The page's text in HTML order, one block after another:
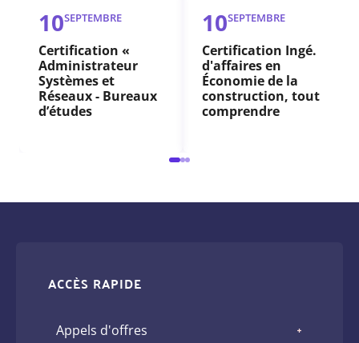
10SEPTEMBRE
Certification «
Administrateur
Systèmes et
Réseaux - Bureaux
d’études
10SEPTEMBRE
Certification Ingé.
d'affaires en
Économie de la
construction, tout
comprendre
ACCÈS RAPIDE
Appels d'offres